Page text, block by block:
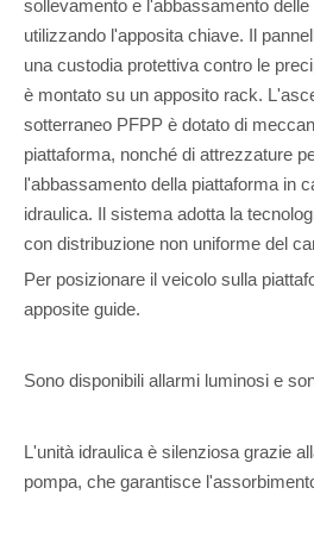
sollevamento e l'abbassamento
utilizzando l'apposita chiave. Il
una custodia protettiva contro le
è montato su un apposito rack.
sotterraneo PFPP è dotato di
piattaforma, nonché di attrezzature
l'abbassamento della piattaforma in
idraulica. Il sistema adotta la
con distribuzione non uniforme del
Per posizionare il veicolo sulla
apposite guide.
Sono disponibili allarmi luminosi e
L'unità idraulica è silenziosa grazie
pompa, che garantisce